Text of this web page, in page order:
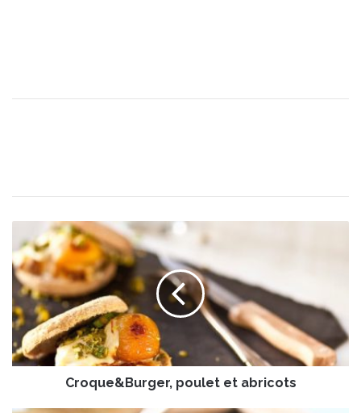
o
q
u
e
&
B
u
Croque&Burger, poulet et abricots